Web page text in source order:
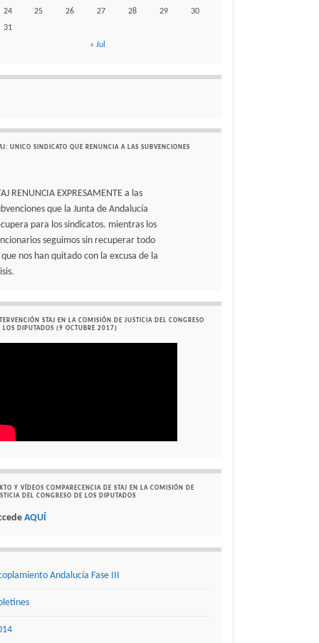
24
25 26 27 28 29
30
31
« Jul
UNICO SINDICATO QUE RENUNCIA A LAS SUBVENCIONES
RENUNCIA EXPRESAMENTE a las
que la Junta de Andalucía
para los sindicatos. mientras los
seguimos sin recuperar todo
que nos han quitado con la excusa de la
STAJ EN LA COMISIÓN DE JUSTICIA DEL CONGRESO
LOS DIPUTADOS (9 OCTUBRE 2017)
Y VÍDEOS COMPARECENCIA DE STAJ EN LA COMISIÓN DE
DEL CONGRESO DE LOS DIPUTADOS
AQUÍ
Andalucía Fase III